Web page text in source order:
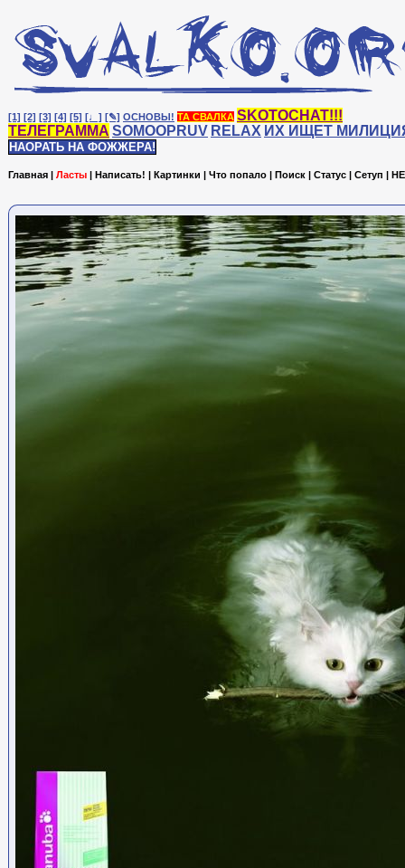
[1] [2] [3] [4] [5] [♩] [✎] ОСНОВЫ! ТА СВАЛКА SKOTOCHAT!!!
ТЕЛЕГРАММА SOMOOPRUV RELAX ИХ ИЩЕТ
НАОРАТЬ НА ФОЖЖЕРА!
Главная | Ласты | Написать! | Картинки | Что попало | Поиск | Статус | Сетуп |